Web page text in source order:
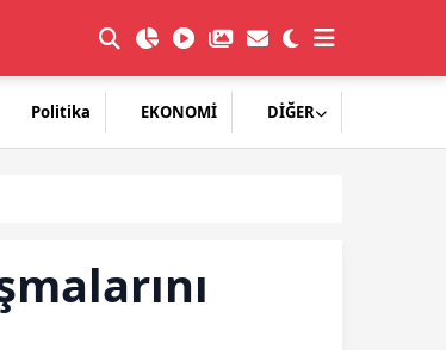
Politika EKONOMİ DİĞER